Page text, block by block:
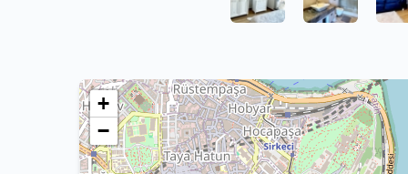
+
−